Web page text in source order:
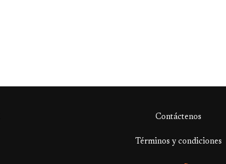
Contáctenos
Términos y condiciones